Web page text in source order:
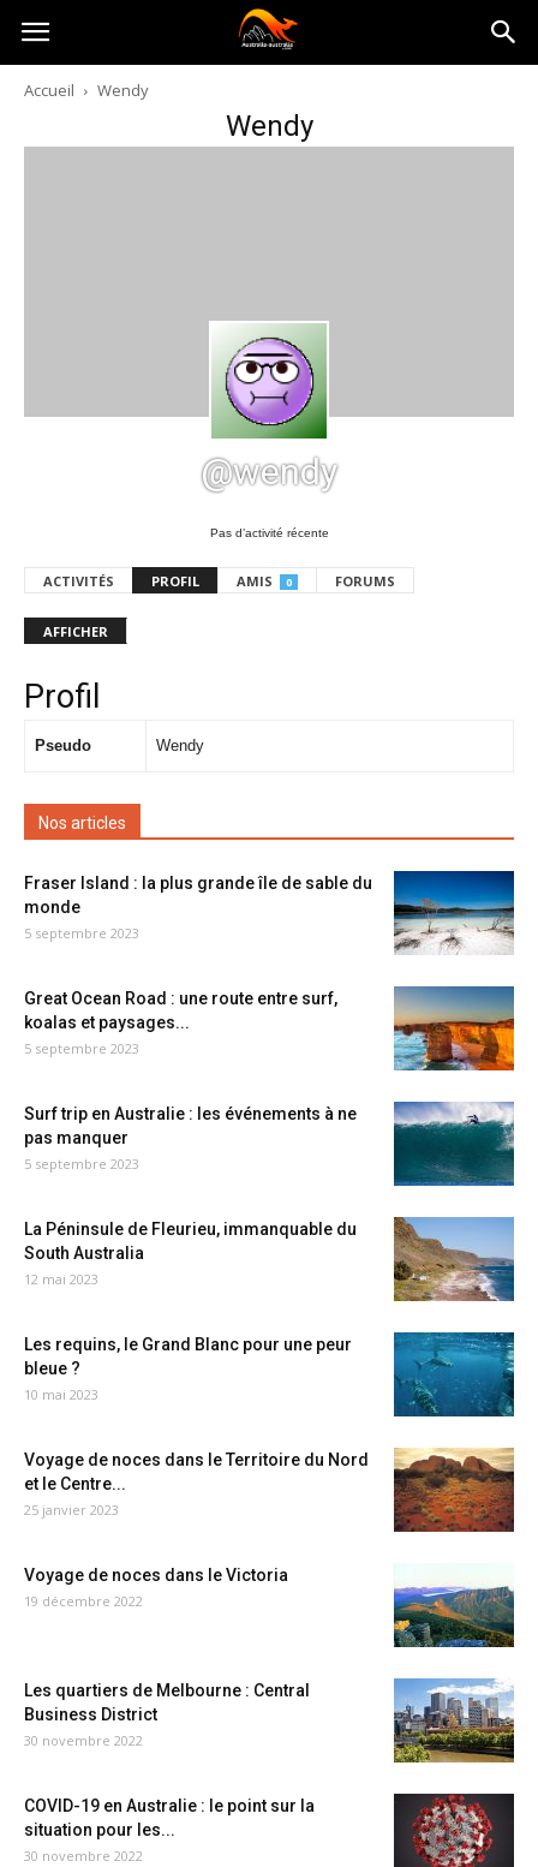
Australia-
australie.com
Accueil Wendy
Wendy
@wendy
Pas d’activité récente
ACTIVITÉS PROFIL AMIS 0 FORUMS
AFFICHER
Profil
Pseudo Wendy
Nos articles
Fraser Island : la plus grande île de sable du
monde
5 septembre 2023
Great Ocean Road : une route entre surf,
koalas et paysages...
5 septembre 2023
Surf trip en Australie : les événements à ne
pas manquer
5 septembre 2023
La Péninsule de Fleurieu, immanquable du
South Australia
12 mai 2023
Les requins, le Grand Blanc pour une peur
bleue ?
10 mai 2023
Voyage de noces dans le Territoire du Nord
et le Centre...
25 janvier 2023
Voyage de noces dans le Victoria
19 décembre 2022
Les quartiers de Melbourne : Central
Business District
30 novembre 2022
COVID-19 en Australie : le point sur la
situation pour les...
30 novembre 2022